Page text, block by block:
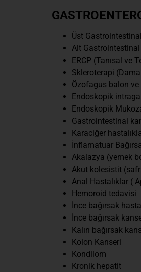
Üst
Alt Gastrointestinal
ERCP (Tanısal ve
Skleroterapi
Özofagus balon
Endoskopik
Endoskopik
Gastrointestinal
Karaciğer
İnflamatuar
Akalazya (yemek
Akut kolesistit
Anal Hastalıklar (
Hemoroid tedavisi
İnce bağırsak
İnce bağırsak
Kalın bağırsak
Kolon Kanseri
Kondilom
Kronik hepatit